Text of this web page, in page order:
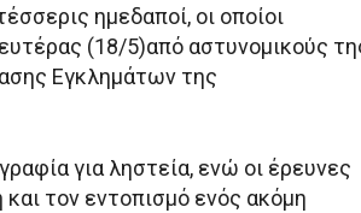
ημεδαποί, οι οποίοι
(18/5)από αστυνομικούς
Εγκλημάτων της
για ληστεία, ενώ οι έρευνες
και τον εντοπισμό ενός ακόμη